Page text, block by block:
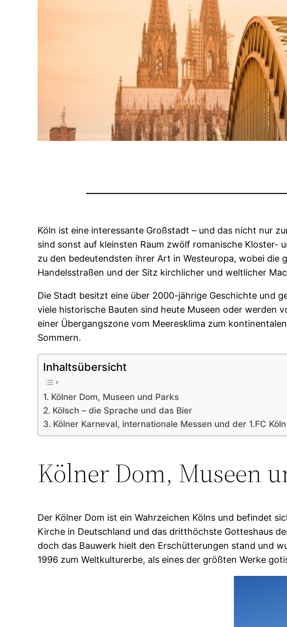
Köln ist eine interessante Großstadt – und das nicht nur
sind sonst auf kleinsten Raum zwölf romanische
zu den bedeutendsten ihrer Art in Westeuropa, wobei die
Handelsstraßen und der Sitz kirchlicher und weltlicher
Die Stadt besitzt eine über 2000-jährige Geschichte und
viele historische Bauten sind heute Museen oder werden
einer Übergangszone vom Meeresklima zum
Sommern.
Inhaltsübersicht
Kölner Dom, Museen und Parks
Kölsch – die Sprache und das Bier
Kölner Karneval, internationale Messen und der 1.FC Köln
Kölner Dom, Museen
Der Kölner Dom ist ein Wahrzeichen Kölns und befindet
Kirche in Deutschland und das dritthöchste Gotteshaus
doch das Bauwerk hielt den Erschütterungen stand und
1996 zum Weltkulturerbe, als eines der größten Werke